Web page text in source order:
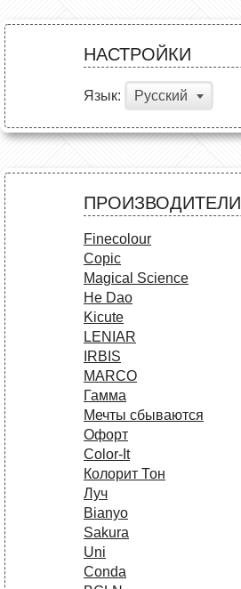
НАСТРОЙКИ
Язык: Русский
ПРОИЗВОДИТЕЛИ
Finecolour
Copic
Magical Science
He Dao
Kicute
LENIAR
IRBIS
MARCO
Гамма
Мечты сбываются
Офорт
Сolor-It
Колорит Тон
Луч
Bianyo
Sakura
Uni
Conda